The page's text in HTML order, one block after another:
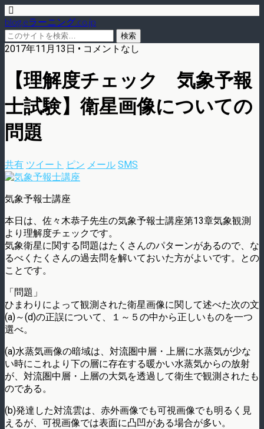
blog.eラーニング.co.jp
2017年11月13日 • コメントなし
【理解度チェック 気象予報
士試験】衛星画像についての
問題
共有 ツイート ピン メール SMS
気象予報士講座
本日は、佐々木恭子先生の気象予報士講座第13章気象観測
より理解度チェックです。
気象衛星に関する問題はたくさんのパターンがあるので、な
るべくたくさんの過去問を解いておいた方がよいです。との
ことです。
「問題」
ひまわりによって観測された衛星画像に関して述べた次の文
(a)～(d)の正誤について、１～５の中から正しいものを一つ
選べ。
(a)水蒸気画像の暗域は、対流圏中層・上層に水蒸気が少な
い時にこれより下の層に存在する暖かい水蒸気からの放射
が、対流圏中層・上層の大気を透過して衛生で観測されたも
のである。
(b)発達した対流雲は、赤外画像でも可視画像でも明るく見
えるが、可視画像では表面に凸凹がある場合が多い。